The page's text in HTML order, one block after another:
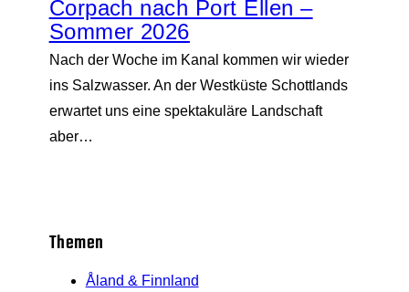
Corpach nach Port Ellen –
Sommer 2026
Nach der Woche im Kanal kommen wir wieder
ins Salzwasser. An der Westküste Schottlands
erwartet uns eine spektakuläre Landschaft
aber…
Themen
Åland & Finnland